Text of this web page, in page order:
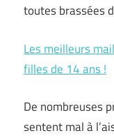
toutes brassées
Les meilleurs
filles de 14 ans !
De nombreuses
sentent mal à